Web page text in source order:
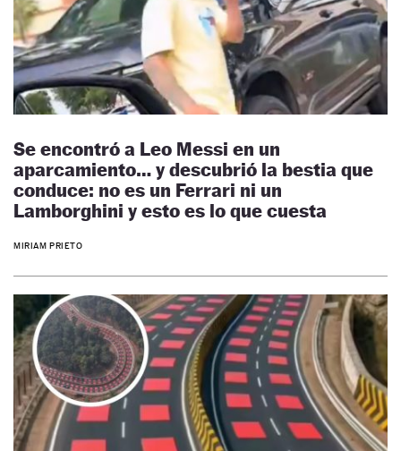
Se encontró a Leo Messi en un
aparcamiento… y descubrió la bestia que
conduce: no es un Ferrari ni un
Lamborghini y esto es lo que cuesta
MIRIAM PRIETO